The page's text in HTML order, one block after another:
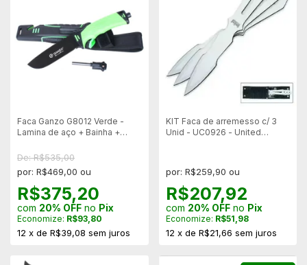
Faca Ganzo G8012 Verde -
Lamina de aço + Bainha +
De: R$535,00
por: R$469,00 ou
R$375,20
com 20% OFF no Pix
Economize: R$93,80
12 x de R$39,08 sem juros
KIT Faca de arremesso c/ 3
Unid - UC0926 - United
por: R$259,90 ou
R$207,92
com 20% OFFno Pix
Economize: R$51,98
12 x de R$21,66 sem juros